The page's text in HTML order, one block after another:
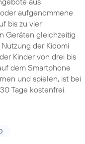
aufgenommene
bis zu vier
Geräten gleichzeitig
der Kidomi
Kinder von drei bis
dem Smartphone
und spielen, ist bei
Tage kostenfrei.